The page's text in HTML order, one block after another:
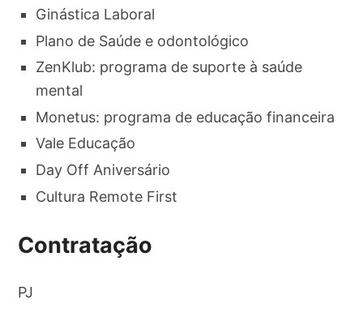
Ginástica Laboral
Plano de Saúde e odontológico
ZenKlub: programa de suporte à saúde
mental
Monetus: programa de educação financeira
Vale Educação
Day Off Aniversário
Cultura Remote First
Contratação
PJ